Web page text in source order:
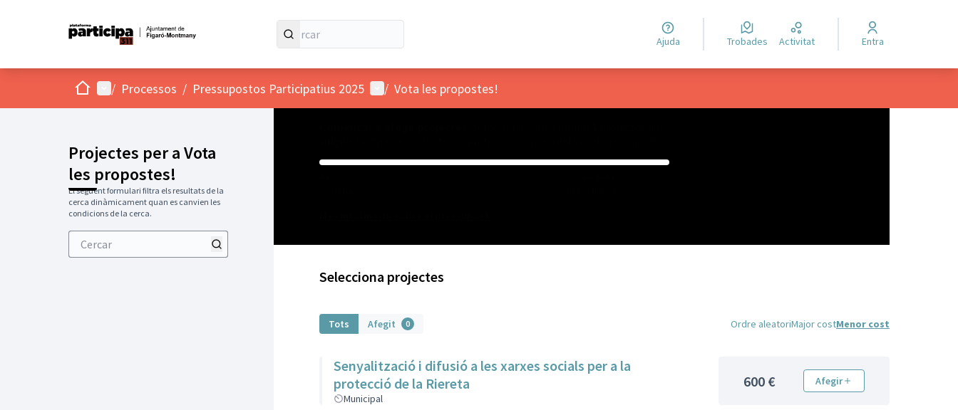
Ajuda Trobades Activitat Entra
Inici Menú principal
/ Processos / Pressupostos Participatius 2025 Menú d'usuari
/ Vota les propostes!
Projectes per a Vota
les propostes!
El següent formulari filtra els resultats de la
cerca dinàmicament quan es canvien les
condicions de la cerca.
Selecciona projectes
Tots Afegit 0 Ordre aleatoriMajor costMenor cost
Senyalització i difusió a les xarxes socials per a la
protecció de la Riereta
Municipal
600 € Afegir